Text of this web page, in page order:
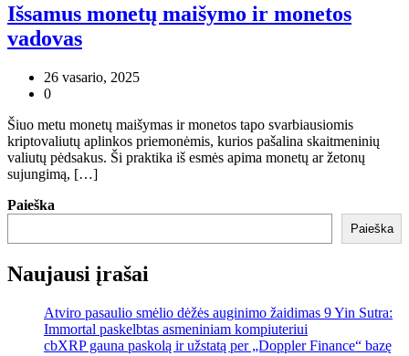
Išsamus monetų maišymo ir monetos
vadovas
26 vasario, 2025
0
Šiuo metu monetų maišymas ir monetos tapo svarbiausiomis
kriptovaliutų aplinkos priemonėmis, kurios pašalina skaitmeninių
valiutų pėdsakus. Ši praktika iš esmės apima monetų ar žetonų
sujungimą, […]
Paieška
Paieška
Naujausi įrašai
Atviro pasaulio smėlio dėžės auginimo žaidimas 9 Yin Sutra:
Immortal paskelbtas asmeniniam kompiuteriui
cbXRP gauna paskolą ir užstatą per „Doppler Finance“ bazę